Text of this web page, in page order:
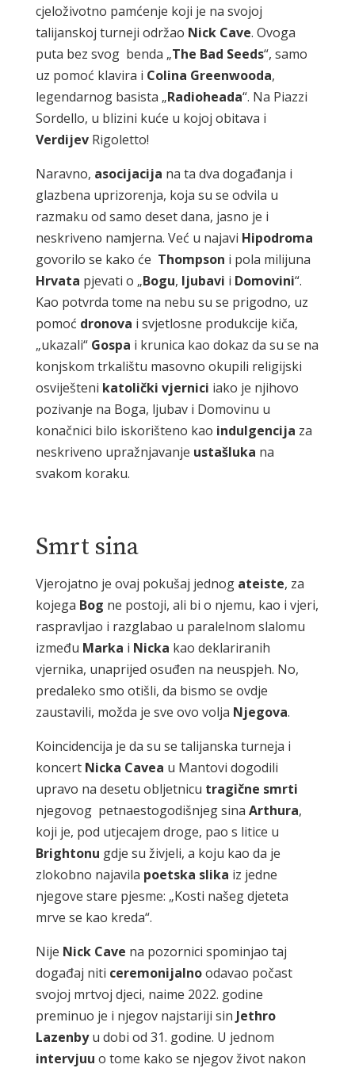
cjeloživotno pamćenje koji je na svojoj
talijanskoj turneji održao Nick Cave. Ovoga
puta bez svog benda „The Bad Seeds“, samo
uz pomoć klavira i Colina Greenwooda,
legendarnog basista „Radioheada“. Na Piazzi
Sordello, u blizini kuće u kojoj obitava i
VerdijevRigoletto!
Naravno, asocijacija na ta dva događanja i
glazbena uprizorenja, koja su se odvila u
razmaku od samo deset dana, jasno je i
neskriveno namjerna. Već u najavi Hipodroma
govorilo se kako će Thompson i pola milijuna
Hrvata pjevati o „Bogu, ljubavi i Domovini“.
Kao potvrda tome na nebu su se prigodno, uz
pomoć dronova i svjetlosne produkcije kiča,
„ukazali“ Gospa i krunica kao dokaz da su se na
konjskom trkalištu masovno okupili religijski
osviješteni katolički vjernici iako je njihovo
pozivanje na Boga, ljubav i Domovinu u
konačnici bilo iskorišteno kao indulgencija za
neskriveno upražnjavanje ustašluka na
svakom koraku.
Smrt sina
Vjerojatno je ovaj pokušaj jednog ateiste, za
kojega Bog ne postoji, ali bi o njemu, kao i vjeri,
raspravljao i razglabao u paralelnom slalomu
između Marka i Nicka kao deklariranih
vjernika, unaprijed osuđen na neuspjeh. No,
predaleko smo otišli, da bismo se ovdje
zaustavili, možda je sve ovo volja Njegova.
Koincidencija je da su se talijanska turneja i
koncert Nicka Cavea u Mantovi dogodili
upravo na desetu obljetnicu tragične smrti
njegovog petnaestogodišnjeg sina Arthura,
koji je, pod utjecajem droge, pao s litice u
Brightonu gdje su živjeli, a koju kao da je
zlokobno najavila poetska slika iz jedne
njegove stare pjesme: „Kosti našeg djeteta
mrve se kao kreda“.
Nije Nick Cave na pozornici spominjao taj
događaj niti ceremonijalnoodavao počast
svojoj mrtvoj djeci, naime 2022. godine
preminuo je i njegov najstariji sin Jethro
Lazenbyu dobi od 31. godine. U jednom
intervjuu o tome kako se njegov život nakon